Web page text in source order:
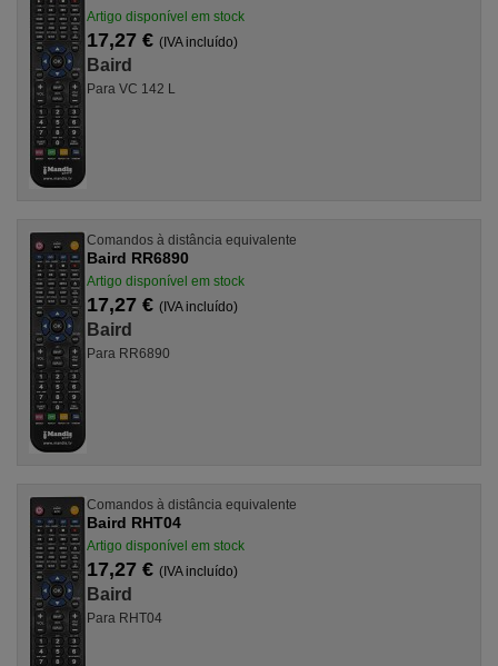
Artigo disponível em stock
17,27 € (IVA incluído)
Baird
Para VC 142 L
Comandos à distância equivalente
Baird RR6890
Artigo disponível em stock
17,27 € (IVA incluído)
Baird
Para RR6890
Comandos à distância equivalente
Baird RHT04
Artigo disponível em stock
17,27 € (IVA incluído)
Baird
Para RHT04